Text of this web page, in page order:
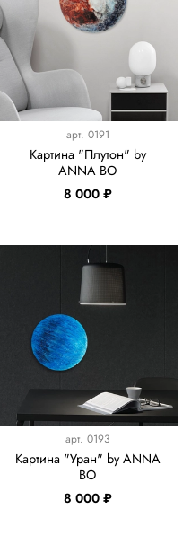
арт. 0191
Картина "Плутон" by
ANNA BO
8 000 ₽
арт. 0193
Картина "Уран" by ANNA
BO
8 000 ₽